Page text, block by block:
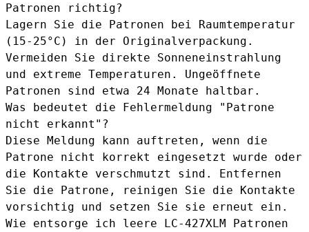
Patronen richtig?
Lagern Sie die Patronen bei Raumtemperatur
(15-25°C) in der Originalverpackung.
Vermeiden Sie direkte Sonneneinstrahlung
und extreme Temperaturen. Ungeöffnete
Patronen sind etwa 24 Monate haltbar.
Was bedeutet die Fehlermeldung "Patrone
nicht erkannt"?
Diese Meldung kann auftreten, wenn die
Patrone nicht korrekt eingesetzt wurde oder
die Kontakte verschmutzt sind. Entfernen
Sie die Patrone, reinigen Sie die Kontakte
vorsichtig und setzen Sie sie erneut ein.
Wie entsorge ich leere LC-427XLM Patronen